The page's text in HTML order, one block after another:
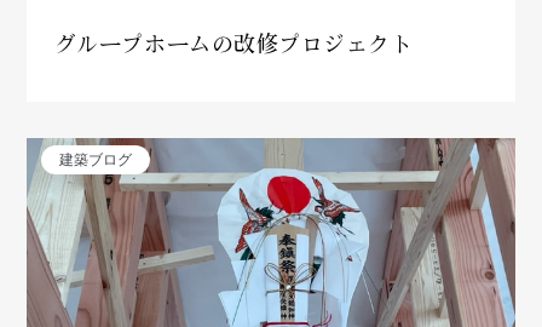
グループホームの改修プロジェクト
建築ブログ